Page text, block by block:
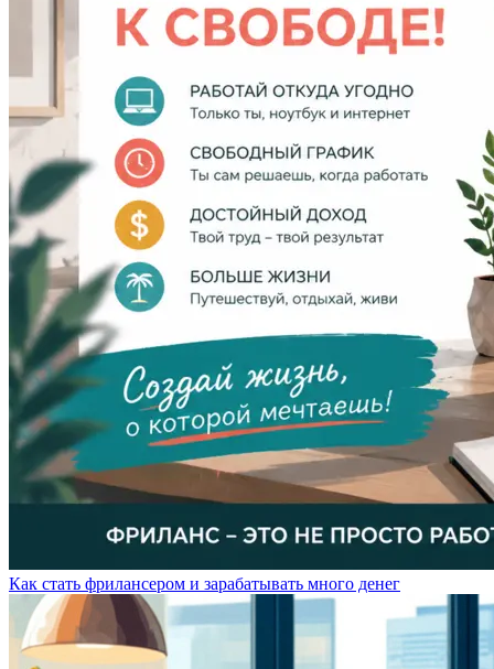
Как стать фрилансером и зарабатывать много денег